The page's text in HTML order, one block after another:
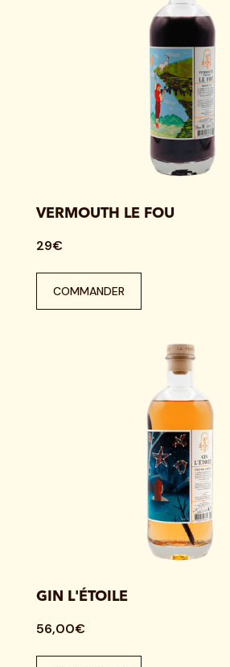
VERMOUTH LE FOU
29€
COMMANDER
GIN L'ÉTOILE
56,00€